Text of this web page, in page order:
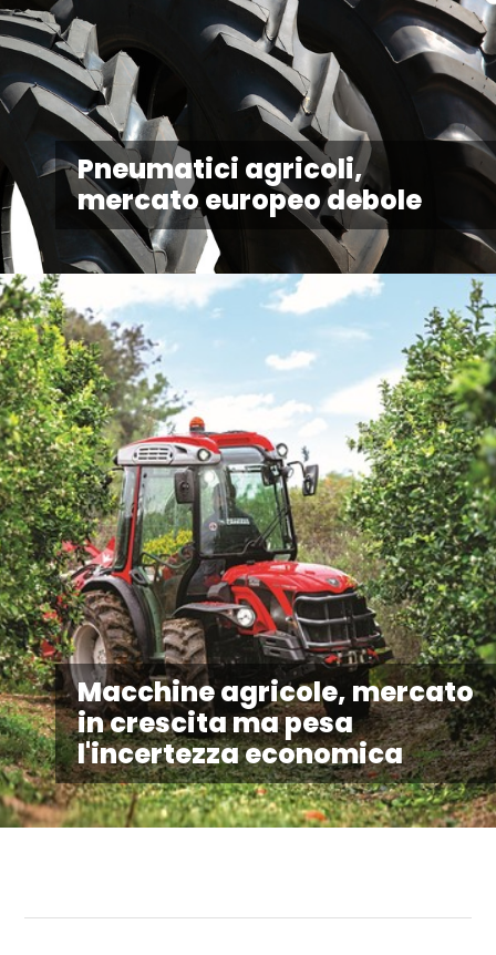
Pneumatici agricoli,
mercato europeo debole
Macchine agricole, mercato
in crescita ma pesa
l'incertezza economica